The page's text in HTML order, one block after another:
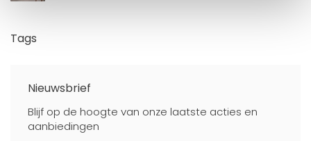
Tags
Nieuwsbrief
Blijf op de hoogte van onze laatste acties en
aanbiedingen